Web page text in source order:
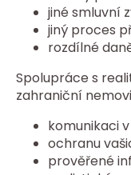
jiné smluvní
jiný proces
rozdílné
Spolupráce s
zahraniční
komunikaci
ochranu
prověřené